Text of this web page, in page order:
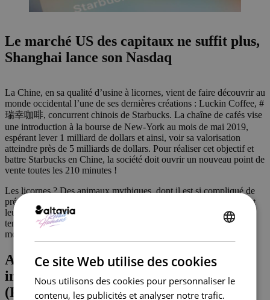
Le marché US des capitaux ne suffit plus,
Shanghai lance son Nasdaq
La Chine, en sa qualité d’usine à licornes, vient de faire découvrir au
monde occidental l’une de ses dernières créations : Luckin Coffee, #
瑞幸咖啡, concurrent chinois de Starbucks. La chaîne de cafés vise
une introduction à la bourse de New-York au mois de mai 2019,
espérant lever 1 milliard de dollars et ainsi, voir sa valorisation
atteindre près de 5 milliards de dollars. Pour réaliser cet objectif et
battre Starbucks en Chine, la société doit ouvrir un nouveau point de
vente toutes les 210 minutes !
Les licornes ? Des animaux mythiques, dont il est si compliqué de
prédire l’avenir et la durée de vie. Mais une chose est sûre : durant
leur existence plus ou moins courtes, les licornes ont une fâcheuse
tendance à attirer l’argent et à voir leurs valorisations atteindre des
montants exorbitants.
Après le PER (Price Earning Ratio), les
investisseurs chinois ont inventé le PDR
(Price Deficit Ratio).
Ce site Web utilise des cookies
Nous utilisons des cookies pour personnaliser le
contenu, les publicités et analyser notre trafic.